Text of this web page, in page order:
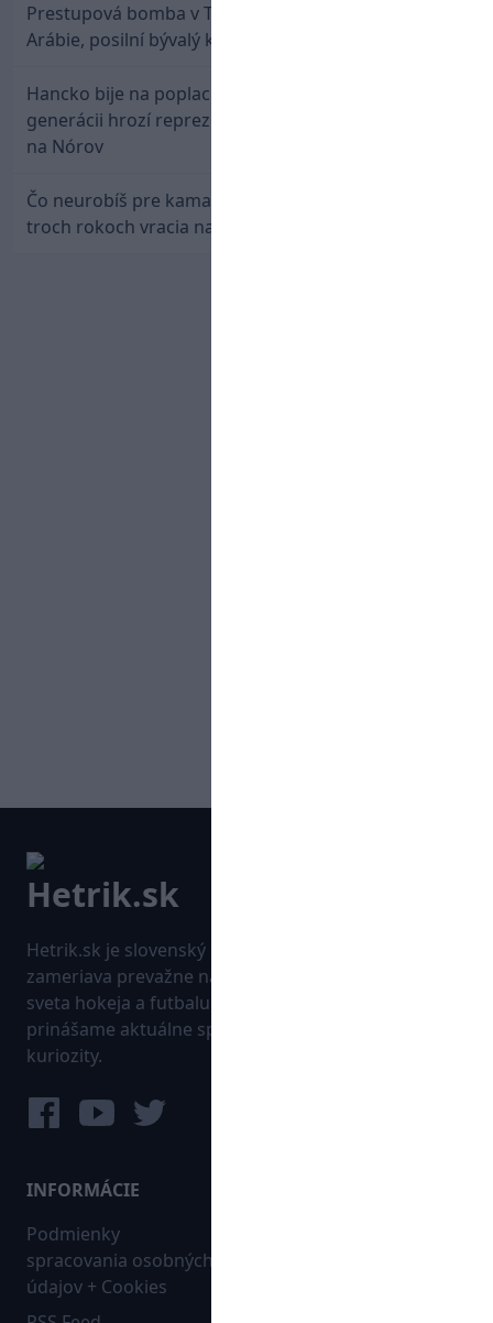
Prestupová bomba v Turecku! Salah nepôjde do
Arábie, posilní bývalý klub Hamšíka
Hancko bije na poplach! Zaspali sme dobu, po tejto
generácii hrozí reprezentačné prázdno. Pozrime sa
na Nórov
Čo neurobíš pre kamaráta! Marián Hossa sa po
troch rokoch vracia na ľad
Hetrik.sk je slovenský športový portál, ktorý sa
zameriava prevažne na najnovšie informácie zo
sveta hokeja a futbalu. Pravidelne na dennej báze
prinášame aktuálne správy, góly, zaujímavosti a
kuriozity.
INFORMÁCIE
Podmienky
spracovania osobných
údajov + Cookies